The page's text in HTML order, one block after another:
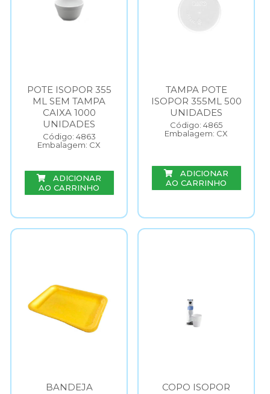
POTE ISOPOR 355
ML SEM TAMPA
CAIXA 1000
UNIDADES
Código: 4863
Embalagem: CX
ADICIONAR
AO CARRINHO
TAMPA POTE
ISOPOR 355ML 500
UNIDADES
Código: 4865
Embalagem: CX
ADICIONAR
AO CARRINHO
BANDEJA
COPO ISOPOR